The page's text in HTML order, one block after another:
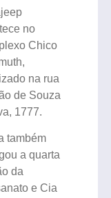
no
Chico
na rua
de Souza
1777.
também
a quarta
da
e Cia